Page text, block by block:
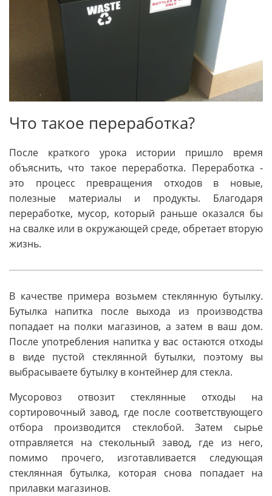
Что такое переработка?
После краткого урока истории пришло время
объяснить, что такое переработка. Переработка -
это процесс превращения отходов в новые,
полезные материалы и продукты. Благодаря
переработке, мусор, который раньше оказался бы
на свалке или в окружающей среде, обретает вторую
жизнь.
В качестве примера возьмем стеклянную бутылку.
Бутылка напитка после выхода из производства
попадает на полки магазинов, а затем в ваш дом.
После употребления напитка у вас остаются отходы
в виде пустой стеклянной бутылки, поэтому вы
выбрасываете бутылку в контейнер для стекла.
Мусоровоз отвозит стеклянные отходы на
сортировочный завод, где после соответствующего
отбора производится стеклобой. Затем сырье
отправляется на стекольный завод, где из него,
помимо прочего, изготавливается следующая
стеклянная бутылка, которая снова попадает на
прилавки магазинов.